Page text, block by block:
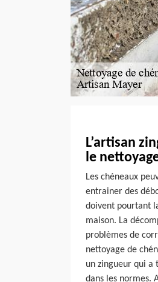
L’artisan
le
Les chéneaux
entrainer des
doivent pourtant
maison. La
problèmes de
nettoyage de
un zingueur qui a
dans les normes.